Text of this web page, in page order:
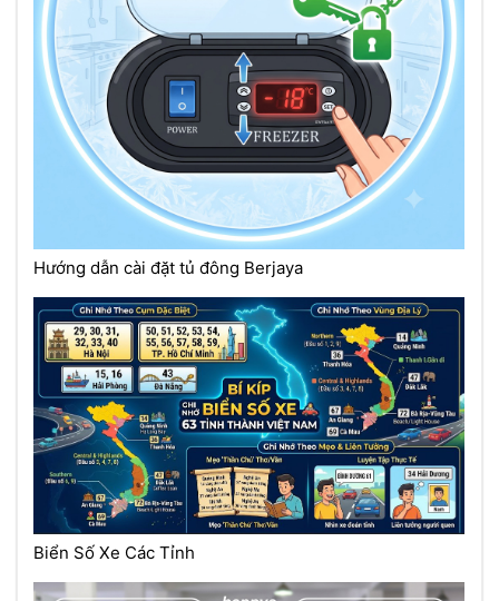
Hướng dẫn cài đặt tủ đông Berjaya
Biển Số Xe Các Tỉnh